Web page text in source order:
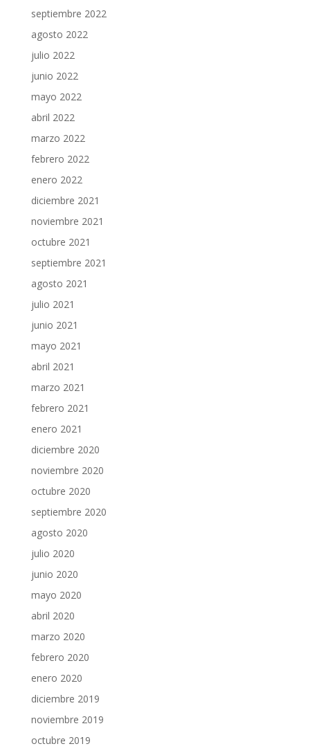
septiembre 2022
agosto 2022
julio 2022
junio 2022
mayo 2022
abril 2022
marzo 2022
febrero 2022
enero 2022
diciembre 2021
noviembre 2021
octubre 2021
septiembre 2021
agosto 2021
julio 2021
junio 2021
mayo 2021
abril 2021
marzo 2021
febrero 2021
enero 2021
diciembre 2020
noviembre 2020
octubre 2020
septiembre 2020
agosto 2020
julio 2020
junio 2020
mayo 2020
abril 2020
marzo 2020
febrero 2020
enero 2020
diciembre 2019
noviembre 2019
octubre 2019